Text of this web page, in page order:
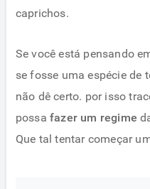
caprichos.
Se você está pensando
se fosse uma espécie de
não dê certo. por isso
possa fazer um regime
Que tal tentar começar